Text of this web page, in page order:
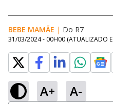
BEBE MAMÃE | Do R7
31/03/2024 - 00H00 (ATUALIZADO
A+ A-